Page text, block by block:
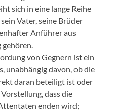
sich in eine lange Reihe
Vater, seine Brüder
Anführer aus
von Gegnern ist ein
unabhängig davon, ob die
daran beteiligt ist oder
dass die
enden wird;